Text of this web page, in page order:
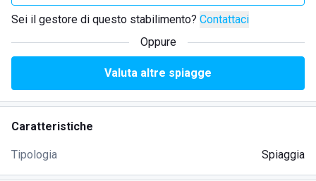
Sei il gestore di questo stabilimento? Contattaci
Oppure
Valuta altre spiagge
Caratteristiche
Tipologia Spiaggia